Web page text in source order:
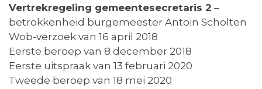
Vertrekregeling gemeentesecretaris 2 –
betrokkenheid burgemeester Antoin Scholten
Wob-verzoek van 16 april 2018
Eerste beroep van 8 december 2018
Eerste uitspraak van 13 februari 2020
Tweede beroep van 18 mei 2020